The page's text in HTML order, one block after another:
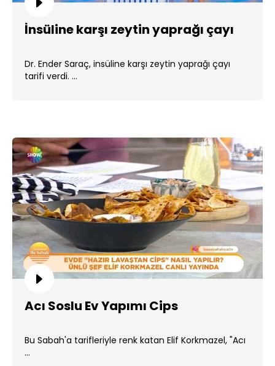
İnsüline karşı zeytin yaprağı çayı
Dr. Ender Saraç, insüline karşı zeytin yaprağı çayı
tarifi verdi. ...
Acı Soslu Ev Yapımı Cips
Bu Sabah'a tarifleriyle renk katan Elif Korkmazel, "Acı
...